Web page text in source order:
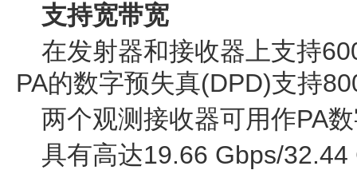
支持宽带宽
在发射器和接收器上支持
PA的数字预失真(DPD)支持
两个观测接收器可用作PA
具有高达19.66 Gbps/32.44